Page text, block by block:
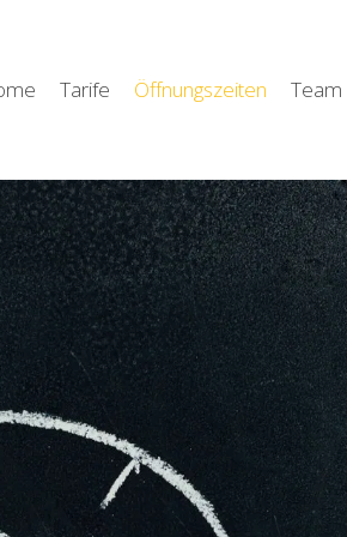
Tarife Öffnungszeiten Team